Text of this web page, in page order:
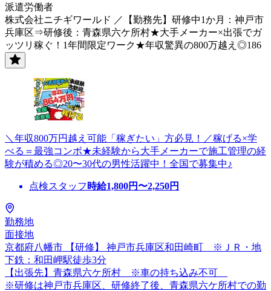
派遣労働者
株式会社ニチギワールド ／【勤務先】研修中1か月：神戸市
兵庫区⇒研修後：青森県六ケ所村★大手メーカー×出張でガ
ッツリ稼ぐ！1年間限定ワーク★年収驚異の800万越え◎186
＼年収800万円越え可能「稼ぎたい」方必見！／稼げる×学
べる＝最強コンボ★未経験から大手メーカーで施工管理の経
験が積める◎20〜30代の男性活躍中！全国で募集中♪
点検スタッフ 時給1,800円〜2,250円
勤務地
面接地
京都府八幡市 【研修】 神戸市兵庫区和田崎町 ※ＪＲ・地
下鉄：和田岬駅徒歩3分
【出張先】青森県六ケ所村 ※車の持ち込み不可
※研修は神戸市兵庫区、研修終了後、青森県六ケ所村での勤